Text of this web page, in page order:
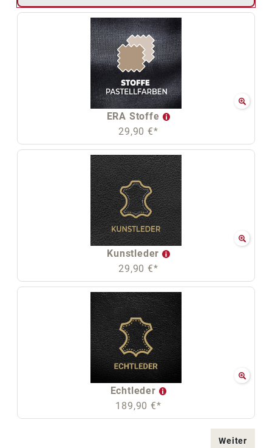
ERA Stoffe
29,90 €*
Kunstleder
29,90 €*
Echtleder
189,90 €*
Weiter